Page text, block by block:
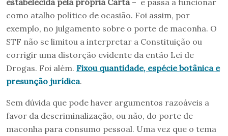
como atalho político de ocasião. Foi assim, por
exemplo, no julgamento sobre o porte de maconha. O
STF não se limitou a interpretar a Constituição ou
corrigir uma distorção evidente da então Lei de
Drogas. Foi além. Fixou quantidade, espécie botânica e
presunção jurídica.
Sem dúvida que pode haver argumentos razoáveis a
favor da descriminalização, ou não, do porte de
maconha para consumo pessoal. Uma vez que o tema